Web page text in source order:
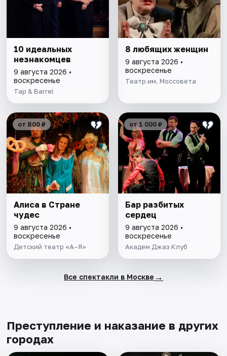
10 идеальных
незнакомцев
9 августа 2026 •
воскресенье
Tap & Barrel
8 любящих женщин
9 августа 2026 •
воскресенье
Театр им. Моссовета
от 800 ₽
Алиса в Стране
чудес
9 августа 2026 •
воскресенье
Детский театр «А–Я»
от 1 000 ₽
Бар разбитых
сердец
9 августа 2026 •
воскресенье
Академ Джаз Клуб
Все спектакли в Москве →
Преступление и наказание в других
городах